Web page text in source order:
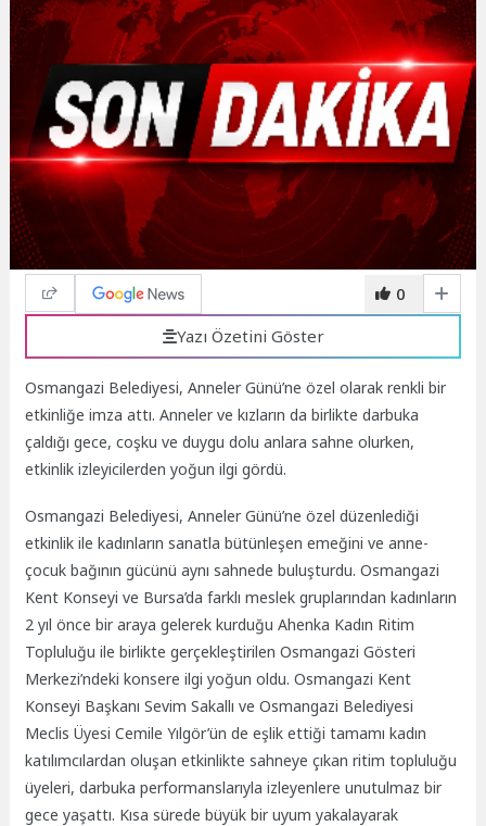
0
Yazı Özetini Göster
Osmangazi Belediyesi, Anneler Günü’ne özel olarak renkli bir
etkinliğe imza attı. Anneler ve kızların da birlikte darbuka
çaldığı gece, coşku ve duygu dolu anlara sahne olurken,
etkinlik izleyicilerden yoğun ilgi gördü.
Osmangazi Belediyesi, Anneler Günü’ne özel düzenlediği
etkinlik ile kadınların sanatla bütünleşen emeğini ve anne-
çocuk bağının gücünü aynı sahnede buluşturdu. Osmangazi
Kent Konseyi ve Bursa’da farklı meslek gruplarından kadınların
2 yıl önce bir araya gelerek kurduğu Ahenka Kadın Ritim
Topluluğu ile birlikte gerçekleştirilen Osmangazi Gösteri
Merkezi’ndeki konsere ilgi yoğun oldu. Osmangazi Kent
Konseyi Başkanı Sevim Sakallı ve Osmangazi Belediyesi
Meclis Üyesi Cemile Yılgör’ün de eşlik ettiği tamamı kadın
katılımcılardan oluşan etkinlikte sahneye çıkan ritim topluluğu
üyeleri, darbuka performanslarıyla izleyenlere unutulmaz bir
gece yaşattı. Kısa sürede büyük bir uyum yakalayarak